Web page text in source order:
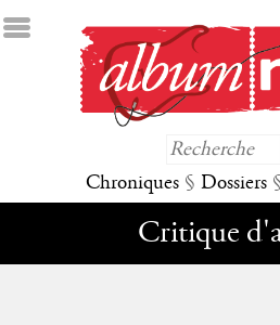
Chroniques § Dossiers
Critique